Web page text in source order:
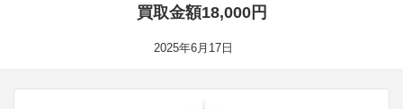
買取金額18,000円
2025年6月17日